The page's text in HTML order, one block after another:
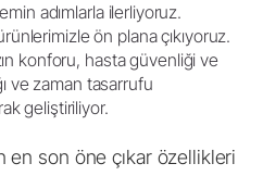
adımlarla ilerliyoruz.
ön plana çıkıyoruz.
konforu, hasta güvenliği ve
ve zaman tasarrufu
geliştiriliyor.
son öne çıkar özellikleri